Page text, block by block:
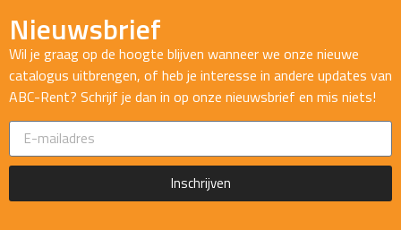
Nieuwsbrief
Wil je graag op de hoogte blijven wanneer we onze nieuwe
catalogus uitbrengen, of heb je interesse in andere updates van
ABC-Rent? Schrijf je dan in op onze nieuwsbrief en mis niets!
Inschrijven